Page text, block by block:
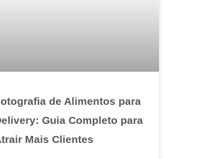
de Alimentos para
Guia Completo para
Mais Clientes